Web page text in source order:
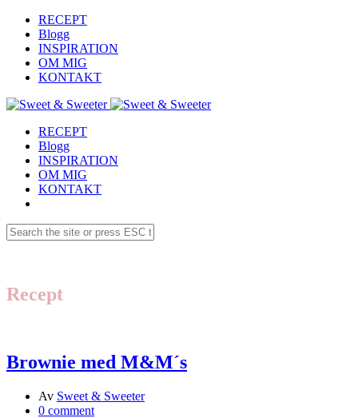
RECEPT
Blogg
INSPIRATION
OM MIG
KONTAKT
RECEPT
Blogg
INSPIRATION
OM MIG
KONTAKT
Recept
Brownie med M&M´s
Av Sweet & Sweeter
0 comment